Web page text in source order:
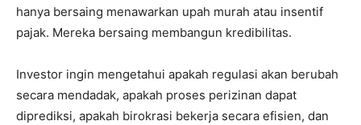
hanya bersaing menawarkan upah murah atau insentif
pajak. Mereka bersaing membangun kredibilitas.
Investor ingin mengetahui apakah regulasi akan berubah
secara mendadak, apakah proses perizinan dapat
diprediksi, apakah birokrasi bekerja secara efisien, dan